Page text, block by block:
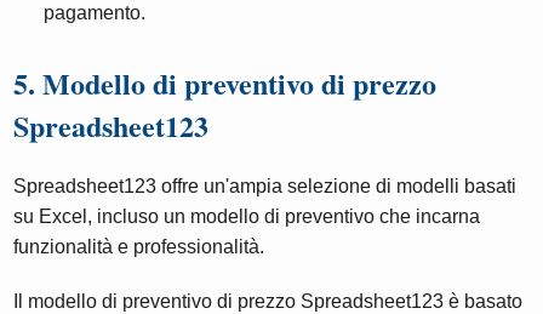
pagamento.
5. Modello di preventivo di prezzo
Spreadsheet123
Spreadsheet123 offre un'ampia selezione di modelli basati
su Excel, incluso un modello di preventivo che incarna
funzionalità e professionalità.
Il modello di preventivo di prezzo Spreadsheet123 è basato